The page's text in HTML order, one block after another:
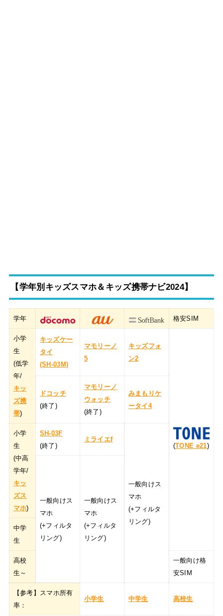
【学年別キッズスマホ＆キッズ携帯ナビ2024】
学年 格安SIM
小学
生
(低学
年/
キッ
ズ携
帯)
キッズケー
タイ
(SH-03M)
マモリーノ
5
キッズフォ
ン2
(TONE e21)
ドコッチ
(終了)
マモリーノ
ウォッチ
(終了)
みまもりケ
ータイ4
小学
生
(中高
学年/
キッ
ズス
マホ)
SH-03F
(終了)
ミライエf
一般向けス
マホ
(+フィルタ
リング)
一般向けス
マホ
(+フィルタ
リング)
一般向けス
マホ
(+フィルタ
リング)
中学
生
高校
生～
一般向け格
安SIM
【参考】スマホ所有
率：
小学生 中学生 高校生